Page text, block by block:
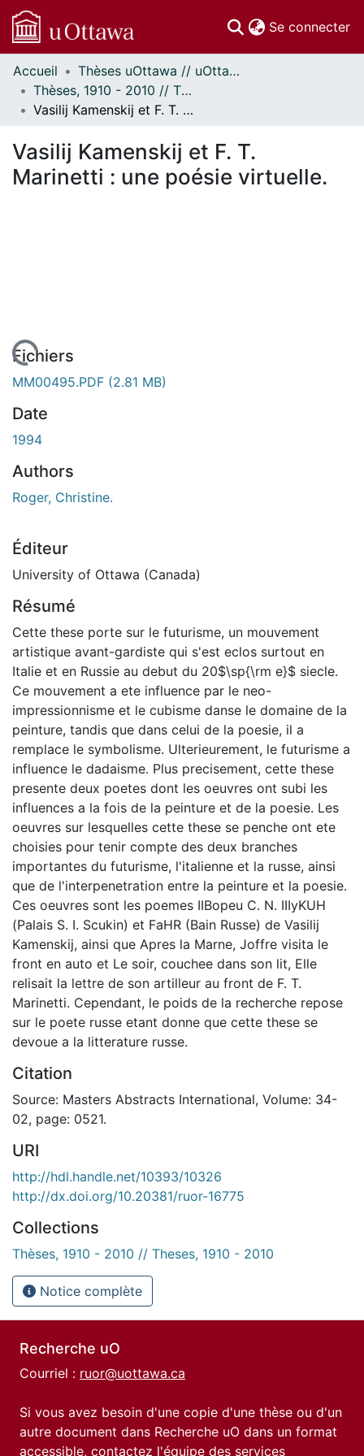
Se connecter
Communautés
et collections
Parcourir
À propos
Accueil
Thèses uOttawa // uOttawa Theses
Thèses, 1910 - 2010 // Theses, 1910 - 2010
Vasilij Kamenskij et F. T. Marinetti : une poésie virtuelle.
Vasilij Kamenskij et F. T.
Marinetti : une poésie virtuelle.
En cours de chargement...
Fichiers
MM00495.PDF (2.81 MB)
Date
1994
Authors
Roger, Christine.
Éditeur
University of Ottawa (Canada)
Résumé
Cette these porte sur le futurisme, un mouvement
artistique avant-gardiste qui s'est eclos surtout en
Italie et en Russie au debut du 20$\sp{\rm e}$ siecle.
Ce mouvement a ete influence par le neo-
impressionnisme et le cubisme danse le domaine de la
peinture, tandis que dans celui de la poesie, il a
remplace le symbolisme. Ulterieurement, le futurisme a
influence le dadaisme. Plus precisement, cette these
presente deux poetes dont les oeuvres ont subi les
influences a la fois de la peinture et de la poesie. Les
oeuvres sur lesquelles cette these se penche ont ete
choisies pour tenir compte des deux branches
importantes du futurisme, l'italienne et la russe, ainsi
que de l'interpenetration entre la peinture et la poesie.
Ces oeuvres sont les poemes IIBopeu C. N. IIIyKUH
(Palais S. I. Scukin) et FaHR (Bain Russe) de Vasilij
Kamenskij, ainsi que Apres la Marne, Joffre visita le
front en auto et Le soir, couchee dans son lit, Elle
relisait la lettre de son artilleur au front de F. T.
Marinetti. Cependant, le poids de la recherche repose
sur le poete russe etant donne que cette these se
devoue a la litterature russe.
Citation
Source: Masters Abstracts International, Volume: 34-
02, page: 0521.
URI
http://hdl.handle.net/10393/10326
http://dx.doi.org/10.20381/ruor-16775
Collections
Thèses, 1910 - 2010 // Theses, 1910 - 2010
Notice complète
Recherche uO
Courriel : ruor@uottawa.ca
Si vous avez besoin d'une copie d'une thèse ou d'un
autre document dans Recherche uO dans un format
accessible, contactez l'équipe des services